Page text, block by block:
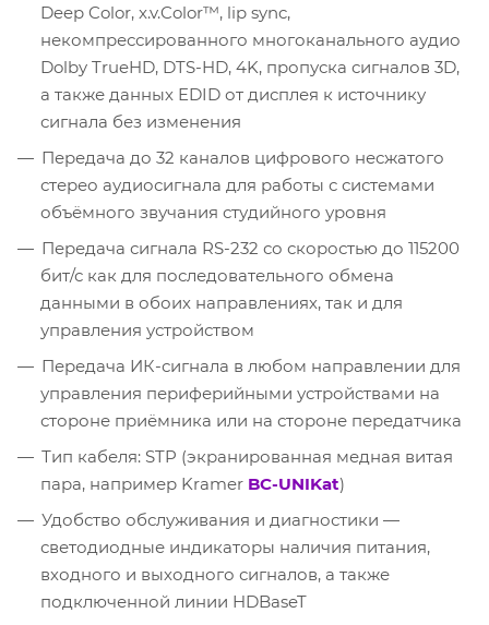
Deep Color, x.v.Color™, lip sync,
некомпрессированного многоканального аудио
Dolby TrueHD, DTS-HD, 4K, пропуска сигналов 3D,
а также данных EDID от дисплея к источнику
сигнала без изменения
Передача до 32 каналов цифрового несжатого
стерео аудиосигнала для работы с системами
объёмного звучания студийного уровня
Передача сигнала RS-232 со скоростью до 115200
бит/с как для последовательного обмена
данными в обоих направлениях, так и для
управления устройством
Передача ИК-сигнала в любом направлении для
управления периферийными устройствами на
стороне приёмника или на стороне передатчика
Тип кабеля: STP (экранированная медная витая
пара, например Kramer BC-UNIKat)
Удобство обслуживания и диагностики —
светодиодные индикаторы наличия питания,
входного и выходного сигналов, а также
подключенной линии HDBaseT